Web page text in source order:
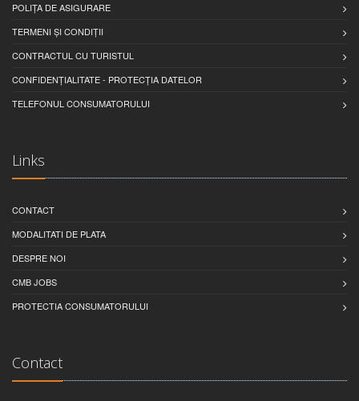
POLIȚA DE ASIGURARE
TERMENI ȘI CONDIȚII
CONTRACTUL CU TURISTUL
CONFIDENȚIALITATE - PROTECȚIA DATELOR
TELEFONUL CONSUMATORULUI
Links
CONTACT
MODALITATI DE PLATA
DESPRE NOI
CMB JOBS
PROTECTIA CONSUMATORULUI
Contact